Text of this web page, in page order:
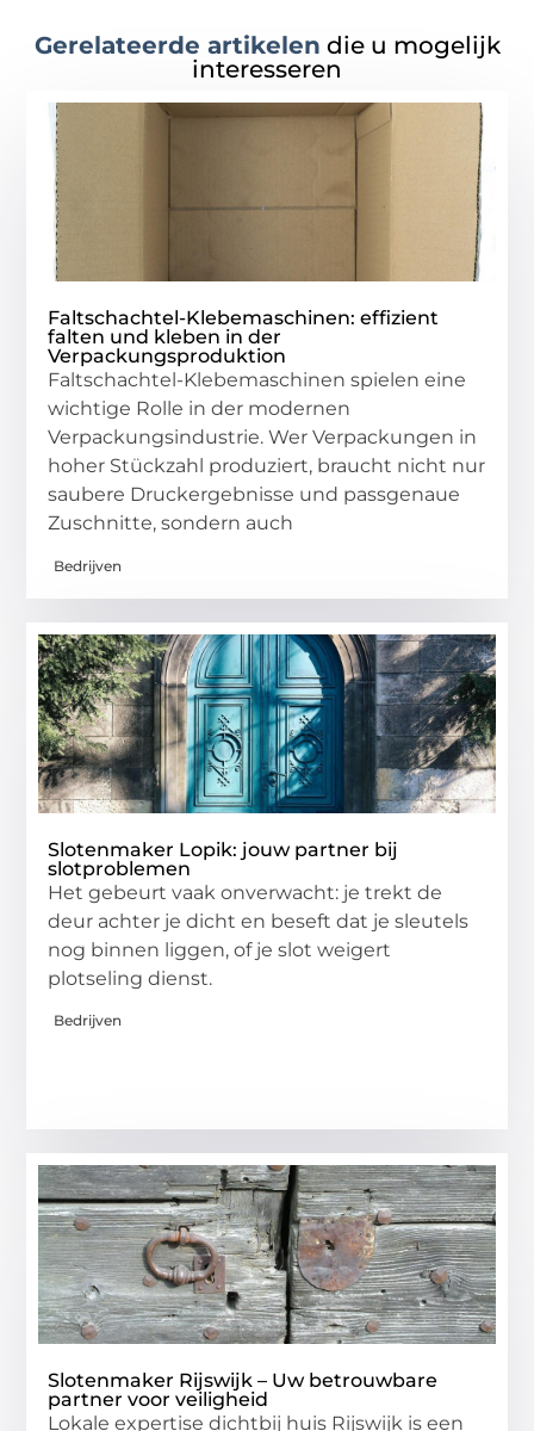
Gerelateerde artikelen die u mogelijk
interesseren
Faltschachtel-Klebemaschinen: effizient
falten und kleben in der
Verpackungsproduktion
Faltschachtel-Klebemaschinen spielen eine
wichtige Rolle in der modernen
Verpackungsindustrie. Wer Verpackungen in
hoher Stückzahl produziert, braucht nicht nur
saubere Druckergebnisse und passgenaue
Zuschnitte, sondern auch
Bedrijven
Slotenmaker Lopik: jouw partner bij
slotproblemen
Het gebeurt vaak onverwacht: je trekt de
deur achter je dicht en beseft dat je sleutels
nog binnen liggen, of je slot weigert
plotseling dienst.
Bedrijven
Slotenmaker Rijswijk – Uw betrouwbare
partner voor veiligheid
Lokale expertise dichtbij huis Rijswijk is een